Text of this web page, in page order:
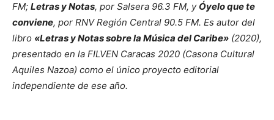
FM; Letras y Notas, por Salsera 96.3 FM, y Óyelo que te
conviene, por RNV Región Central 90.5 FM. Es autor del
libro «Letras y Notas sobre la Música del Caribe» (2020),
presentado en la FILVEN Caracas 2020 (Casona Cultural
Aquiles Nazoa) como el único proyecto editorial
independiente de ese año.